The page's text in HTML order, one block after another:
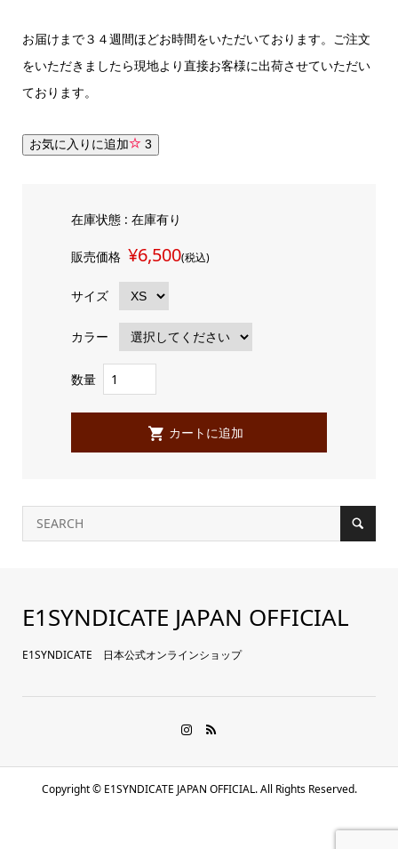
お届けまで３４週間ほどお時間をいただいております。ご注文
をいただきましたら現地より直接お客様に出荷させていただい
ております。
お気に入りに追加 3
在庫状態 : 在庫有り
販売価格 ¥6,500(税込)
サイズ
カラー
数量
E1SYNDICATE JAPAN OFFICIAL
E1SYNDICATE 日本公式オンラインショップ
Copyright ©E1SYNDICATE JAPAN OFFICIAL. All Rights Reserved.